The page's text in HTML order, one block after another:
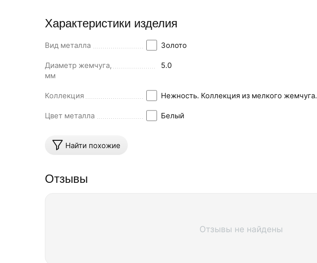
Характеристики изделия
Вид металла Золото
Диаметр жемчуга,
мм
5.0
Коллекция Нежность. Коллекция из мелкого жемчуга.
Цвет металла Белый
Найти похожие
Отзывы
Отзывы не найдены